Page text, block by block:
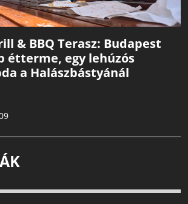
& BBQ Terasz: Budapest
étterme, egy lehúzós
a Halászbástyánál